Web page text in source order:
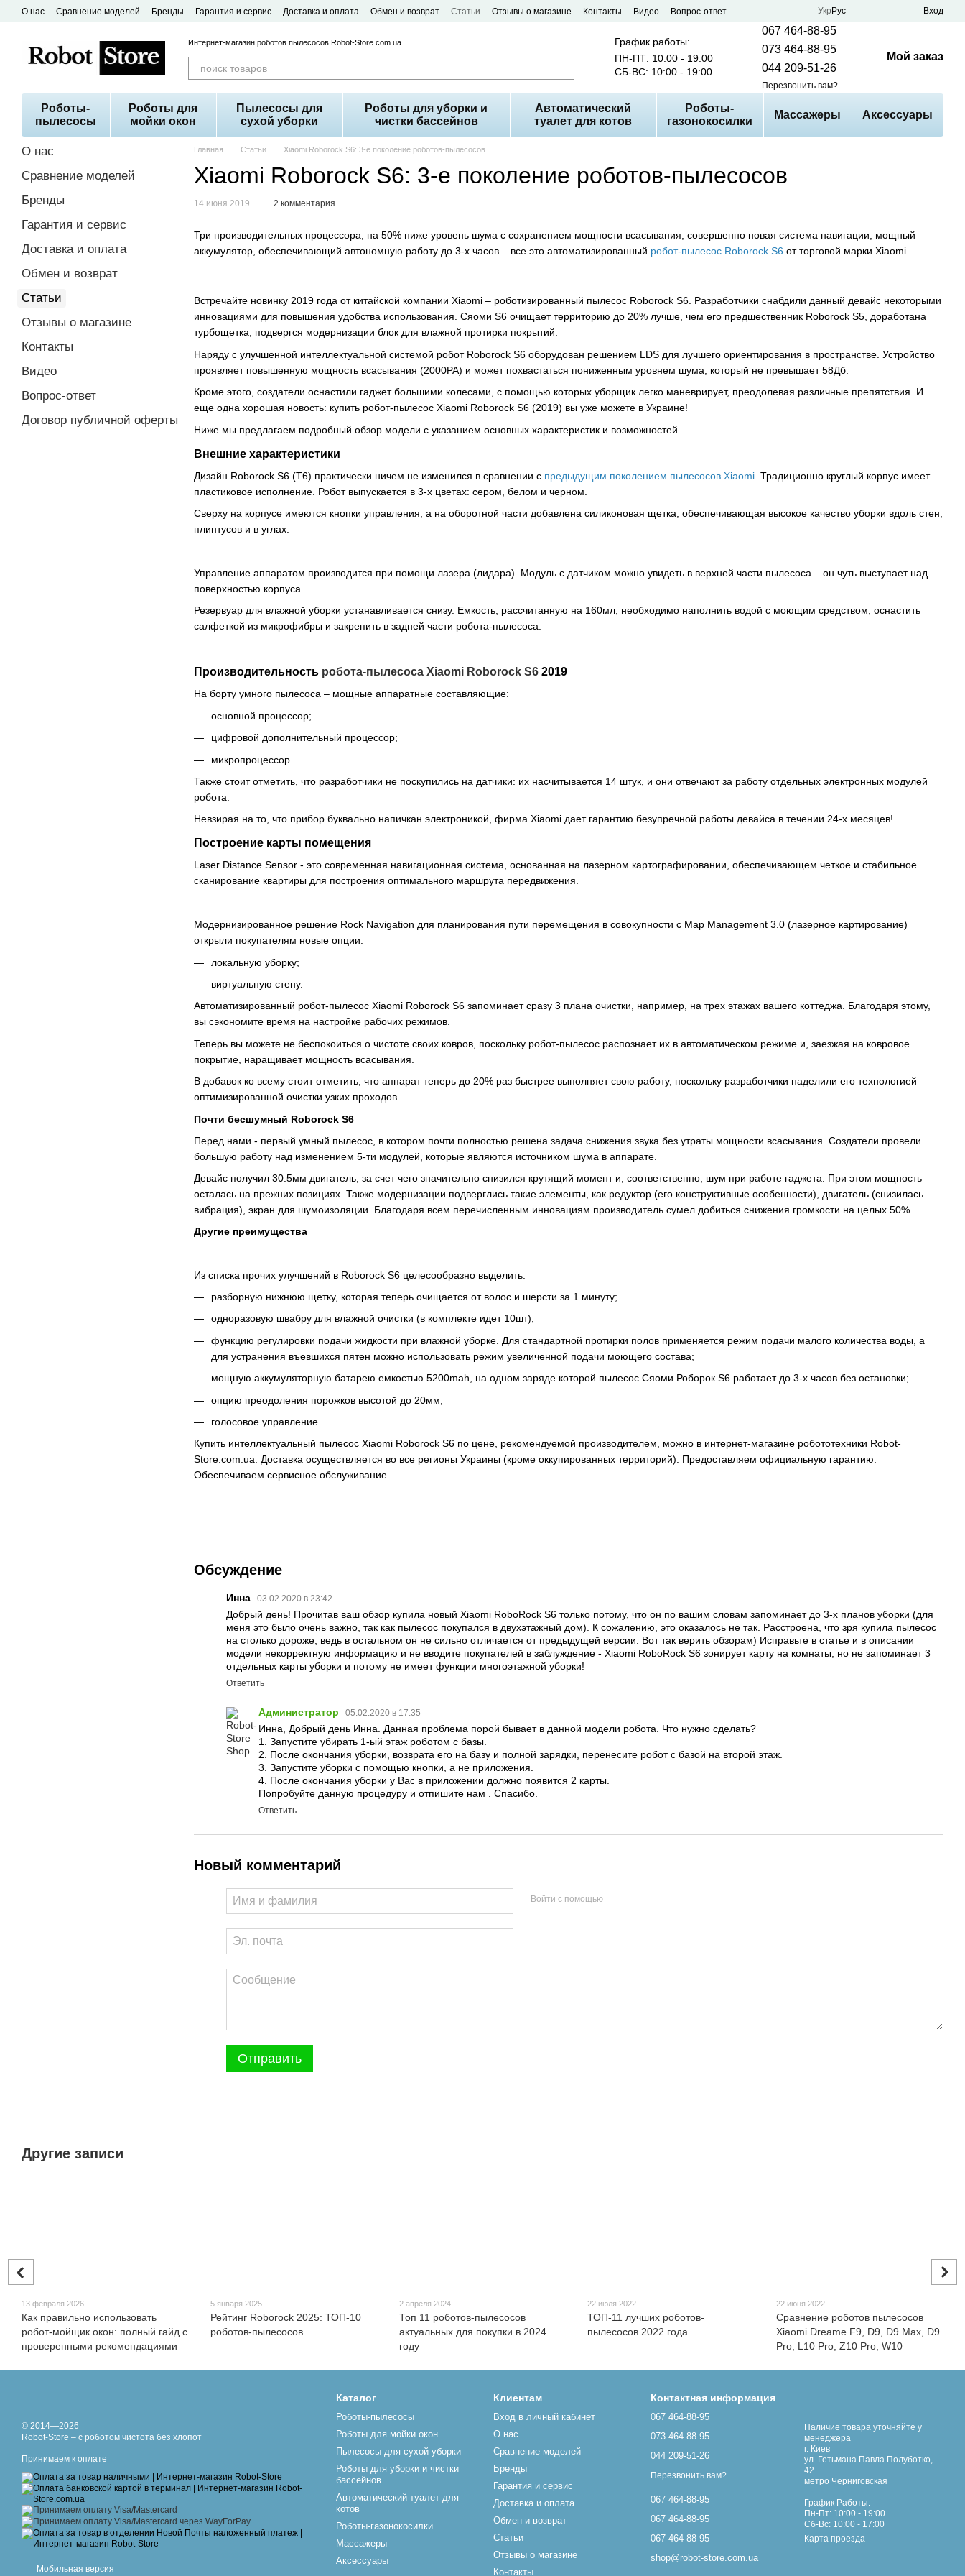
Перейти к основному контенту
О нас Сравнение моделей Бренды Гарантия и сервис Доставка и оплата Обмен и возврат Статьи Отзывы о магазине Контакты Видео
Вопрос-ответ
Укр Рус Вход
Интернет-магазин роботов пылесосов Robot-Store.com.ua
График работы:
ПН-ПТ: 10:00 - 19:00
СБ-ВС: 10:00 - 19:00
067 464-88-95
073 464-88-95
044 209-51-26
Перезвонить вам?
Мой заказ
Роботы-
пылесосы
Роботы для
мойки окон
Пылесосы для
сухой уборки
Роботы для уборки и
чистки бассейнов
Автоматический
туалет для котов
Роботы-
газонокосилки
Массажеры Аксессуары
Главная Статьи Xiaomi Roborock S6: 3-е поколение роботов-пылесосов
Xiaomi Roborock S6: 3-е поколение роботов-пылесосов
14 июня 2019 2 комментария
Три производительных процессора, на 50% ниже уровень шума с сохранением мощности всасывания, совершенно новая система навигации, мощный
аккумулятор, обеспечивающий автономную работу до 3-х часов – все это автоматизированный робот-пылесос Roborock S6 от торговой марки Xiaomi.
Встречайте новинку 2019 года от китайской компании Xiaomi – роботизированный пылесос Roborock S6. Разработчики снабдили данный девайс некоторыми
инновациями для повышения удобства использования. Сяоми S6 очищает территорию до 20% лучше, чем его предшественник Roborock S5, доработана
турбощетка, подвергся модернизации блок для влажной протирки покрытий.
Наряду с улучшенной интеллектуальной системой робот Roborock S6 оборудован решением LDS для лучшего ориентирования в пространстве. Устройство
проявляет повышенную мощность всасывания (2000РА) и может похвастаться пониженным уровнем шума, который не превышает 58Дб.
Кроме этого, создатели оснастили гаджет большими колесами, с помощью которых уборщик легко маневрирует, преодолевая различные препятствия. И
еще одна хорошая новость: купить робот-пылесос Xiaomi Roborock S6 (2019) вы уже можете в Украине!
Ниже мы предлагаем подробный обзор модели с указанием основных характеристик и возможностей.
Внешние характеристики
Дизайн Roborock S6 (T6) практически ничем не изменился в сравнении с предыдущим поколением пылесосов Xiaomi . Традиционно круглый корпус имеет
пластиковое исполнение. Робот выпускается в 3-х цветах: сером, белом и черном.
Сверху на корпусе имеются кнопки управления, а на оборотной части добавлена силиконовая щетка, обеспечивающая высокое качество уборки вдоль стен,
плинтусов и в углах.
Управление аппаратом производится при помощи лазера (лидара). Модуль с датчиком можно увидеть в верхней части пылесоса – он чуть выступает над
поверхностью корпуса.
Резервуар для влажной уборки устанавливается снизу. Емкость, рассчитанную на 160мл, необходимо наполнить водой с моющим средством, оснастить
салфеткой из микрофибры и закрепить в задней части робота-пылесоса.
Производительность робота-пылесоса Xiaomi Roborock S6 2019
На борту умного пылесоса – мощные аппаратные составляющие:
основной процессор;
цифровой дополнительный процессор;
микропроцессор.
Также стоит отметить, что разработчики не поскупились на датчики: их насчитывается 14 штук, и они отвечают за работу отдельных электронных модулей
робота.
Невзирая на то, что прибор буквально напичкан электроникой, фирма Xiaomi дает гарантию безупречной работы девайса в течении 24-х месяцев!
Построение карты помещения
Laser Distance Sensor - это современная навигационная система, основанная на лазерном картографировании, обеспечивающем четкое и стабильное
сканирование квартиры для построения оптимального маршрута передвижения.
Модернизированное решение Rock Navigation для планирования пути перемещения в совокупности с Map Management 3.0 (лазерное картирование)
открыли покупателям новые опции:
локальную уборку;
виртуальную стену.
Автоматизированный робот-пылесос Xiaomi Roborock S6 запоминает сразу 3 плана очистки, например, на трех этажах вашего коттеджа. Благодаря этому,
вы сэкономите время на настройке рабочих режимов.
Теперь вы можете не беспокоиться о чистоте своих ковров, поскольку робот-пылесос распознает их в автоматическом режиме и, заезжая на ковровое
покрытие, наращивает мощность всасывания.
В добавок ко всему стоит отметить, что аппарат теперь до 20% раз быстрее выполняет свою работу, поскольку разработчики наделили его технологией
оптимизированной очистки узких проходов.
Почти бесшумный Roborock S6
Перед нами - первый умный пылесос, в котором почти полностью решена задача снижения звука без утраты мощности всасывания. Создатели провели
большую работу над изменением 5-ти модулей, которые являются источником шума в аппарате.
Девайс получил 30.5мм двигатель, за счет чего значительно снизился крутящий момент и, соответственно, шум при работе гаджета. При этом мощность
осталась на прежних позициях. Также модернизации подверглись такие элементы, как редуктор (его конструктивные особенности), двигатель (снизилась
вибрация), экран для шумоизоляции. Благодаря всем перечисленным инновациям производитель сумел добиться снижения громкости на целых 50%.
Другие преимущества
Из списка прочих улучшений в Roborock S6 целесообразно выделить:
разборную нижнюю щетку, которая теперь очищается от волос и шерсти за 1 минуту;
одноразовую швабру для влажной очистки (в комплекте идет 10шт);
функцию регулировки подачи жидкости при влажной уборке. Для стандартной протирки полов применяется режим подачи малого количества воды, а
для устранения въевшихся пятен можно использовать режим увеличенной подачи моющего состава;
мощную аккумуляторную батарею емкостью 5200mah, на одном заряде которой пылесос Сяоми Роборок S6 работает до 3-х часов без остановки;
опцию преодоления порожков высотой до 20мм;
голосовое управление.
Купить интеллектуальный пылесос Xiaomi Roborock S6 по цене, рекомендуемой производителем, можно в интернет-магазине робототехники Robot-
Store.com.ua. Доставка осуществляется во все регионы Украины (кроме оккупированных территорий). Предоставляем официальную гарантию.
Обеспечиваем сервисное обслуживание.
Обсуждение
Инна 03.02.2020 в 23:42
Добрый день! Прочитав ваш обзор купила новый Xiaomi RoboRock S6 только потому, что он по вашим словам запоминает до 3-х планов уборки (для
меня это было очень важно, так как пылесос покупался в двухэтажный дом). К сожалению, это оказалось не так. Расстроена, что зря купила пылесос
на столько дороже, ведь в остальном он не сильно отличается от предыдущей версии. Вот так верить обзорам) Исправьте в статье и в описании
модели некорректную информацию и не вводите покупателей в заблуждение - Xiaomi RoboRock S6 зонирует карту на комнаты, но не запоминает 3
отдельных карты уборки и потому не имеет функции многоэтажной уборки!
Ответить
Администратор 05.02.2020 в 17:35
Инна, Добрый день Инна. Данная проблема порой бывает в данной модели робота. Что нужно сделать?
1. Запустите убирать 1-ый этаж роботом с базы.
2. После окончания уборки, возврата его на базу и полной зарядки, перенесите робот с базой на второй этаж.
3. Запустите уборки с помощью кнопки, а не приложения.
4. После окончания уборки у Вас в приложении должно появится 2 карты.
Попробуйте данную процедуру и отпишите нам . Спасибо.
Ответить
Новый комментарий
Войти с помощью
Отправить
О нас
Сравнение моделей
Бренды
Гарантия и сервис
Доставка и оплата
Обмен и возврат
Статьи
Отзывы о магазине
Контакты
Видео
Вопрос-ответ
Договор публичной оферты
Другие записи
13 февраля 2026
Как правильно использовать
робот-мойщик окон: полный гайд с
проверенными рекомендациями
5 января 2025
Рейтинг Roborock 2025: ТОП-10
роботов-пылесосов
2 апреля 2024
Топ 11 роботов-пылесосов
актуальных для покупки в 2024
году
22 июля 2022
ТОП-11 лучших роботов-
пылесосов 2022 года
22 июня 2022
Сравнение роботов пылесосов
Xiaomi Dreame F9, D9, D9 Max, D9
Pro, L10 Pro, Z10 Pro, W10
© 2014—2026
Robot-Store – с роботом чистота без хлопот
Принимаем к оплате
Мобильная версия
Каталог
Роботы-пылесосы
Роботы для мойки окон
Пылесосы для сухой уборки
Роботы для уборки и чистки
бассейнов
Автоматический туалет для
котов
Роботы-газонокосилки
Массажеры
Аксессуары
Клиентам
Вход в личный кабинет
О нас
Сравнение моделей
Бренды
Гарантия и сервис
Доставка и оплата
Обмен и возврат
Статьи
Отзывы о магазине
Контакты
Контактная информация
067 464-88-95
073 464-88-95
044 209-51-26
Перезвонить вам?
067 464-88-95
067 464-88-95
067 464-88-95
shop@robot-store.com.ua
Наличие товара уточняйте у
менеджера
г. Киев
ул. Гетьмана Павла Полуботко,
42
метро Черниговская
График Работы:
Пн-Пт: 10:00 - 19:00
Сб-Вс: 10:00 - 17:00
Карта проезда